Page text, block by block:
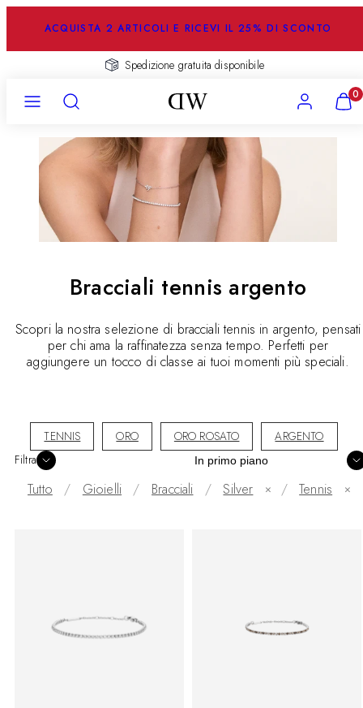
ACQUISTA 2 ARTICOLI E RICEVI IL 25% DI SCONTO
Spedizione gratuita disponibile
Ricerca Account 0
Bracciali tennis argento
Scopri la nostra selezione di bracciali tennis in argento, pensati
per chi ama la raffinatezza senza tempo. Perfetti per
aggiungere un tocco di classe ai tuoi momenti più speciali.
TENNIS ORO ORO ROSATO
ARGENTO
Filtra
Ordina
Tutto
Gioielli Bracciali Silver ✕ / Tennis ✕